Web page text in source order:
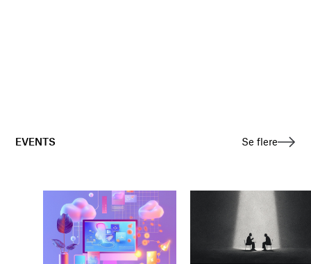
EVENTS Se flere